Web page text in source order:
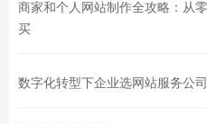
商家和个人网站制作全攻略：从
买
数字化转型下企业选网站服务公